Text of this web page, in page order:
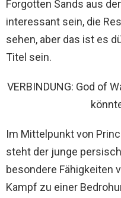
Forgotten Sands aus
interessant sein, die
sehen, aber das ist es
Titel sein.
VERBINDUNG: God of
Im Mittelpunkt von
steht der junge
besondere Fähigkeiten
Kampf zu einer